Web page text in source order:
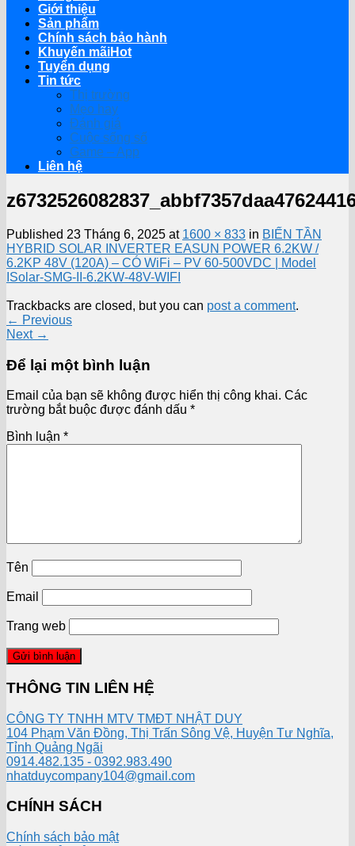
Giới thiệu
Sản phẩm
Chính sách bảo hành
Khuyến mãi
Tuyển dụng
Tin tức
Thị trường
Mẹo hay
Đánh giá
Cuộc sống số
Game – App
Liên hệ
Published 23 Tháng 6, 2025 at 1600 × 833 in BIẾN TẦN
HYBRID SOLAR INVERTER EASUN POWER 6.2KW /
6.2KP 48V (120A) – CÓ WiFi – PV 60-500VDC | Model
ISolar-SMG-II-6.2KW-48V-WIFI
Trackbacks are closed, but you can post a comment.
← Previous
Next →
Để lại một bình luận
Email của bạn sẽ không được hiển thị công khai. Các
trường bắt buộc được đánh dấu *
Bình luận *
Tên
Email
Trang web
THÔNG TIN LIÊN HỆ
CÔNG TY TNHH MTV TMĐT NHẬT DUY
104 Phạm Văn Đồng, Thị Trấn Sông Vệ, Huyện Tư Nghĩa,
Tỉnh Quảng Ngãi
0914.482.135 - 0392.983.490
nhatduycompany104@gmail.com
CHÍNH SÁCH
Chính sách bảo mật